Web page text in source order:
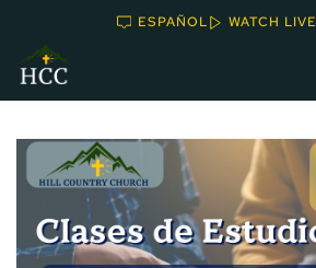
ESPAÑOL WATCH LIVE